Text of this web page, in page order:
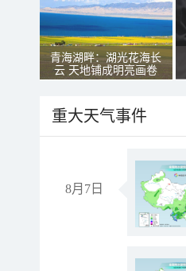
青海湖畔：湖光花海长
云 天地铺成明亮画卷
重大天气事件
8月7日